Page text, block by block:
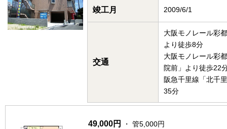
竣工月 2009/6/1
交通
大阪モノレール彩
より徒歩8分
大阪モノレール彩
院前」より徒歩22
阪急千里線「北千
35分
49,000円
・ 管5,000円